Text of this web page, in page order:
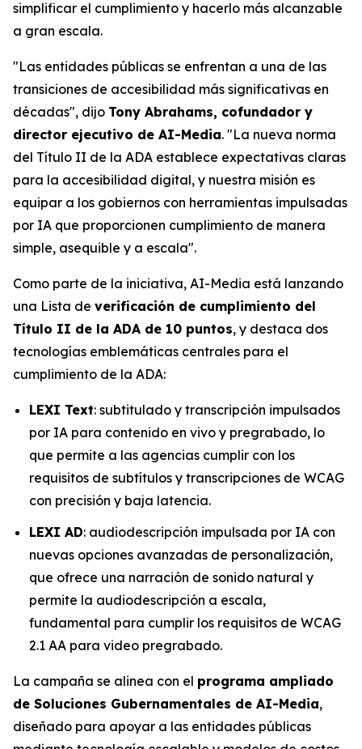
simplificar el cumplimiento y hacerlo más alcanzable
a gran escala.
"Las entidades públicas se enfrentan a una de las
transiciones de accesibilidad más significativas en
décadas", dijo Tony Abrahams, cofundador y
director ejecutivo de AI-Media. "La nueva norma
del Título II de la ADA establece expectativas claras
para la accesibilidad digital, y nuestra misión es
equipar a los gobiernos con herramientas impulsadas
por IA que proporcionen cumplimiento de manera
simple, asequible y a escala".
Como parte de la iniciativa, AI-Media está lanzando
una Lista de verificación de cumplimiento del
Título II de la ADA de 10 puntos, y destaca dos
tecnologías emblemáticas centrales para el
cumplimiento de la ADA:
LEXI Text: subtitulado y transcripción impulsados
por IA para contenido en vivo y pregrabado, lo
que permite a las agencias cumplir con los
requisitos de subtítulos y transcripciones de WCAG
con precisión y baja latencia.
LEXI AD: audiodescripción impulsada por IA con
nuevas opciones avanzadas de personalización,
que ofrece una narración de sonido natural y
permite la audiodescripción a escala,
fundamental para cumplir los requisitos de WCAG
2.1 AA para video pregrabado.
La campaña se alinea con el programa ampliado
de Soluciones Gubernamentales de AI-Media,
diseñado para apoyar a las entidades públicas